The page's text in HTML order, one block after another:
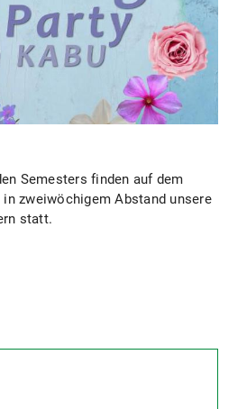
Semesters finden auf dem
zweiwöchigem Abstand unsere
statt.